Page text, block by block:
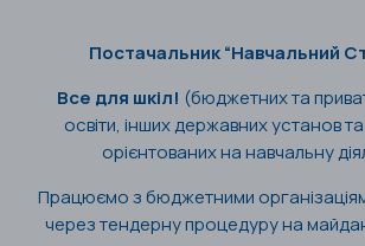
Постачальник “Навчальний
Все для шкіл! (бюджетних та
освіти, інших державних установ
орієнтованих на навчальну
Працюємо з бюджетними
через тендерну процедуру на